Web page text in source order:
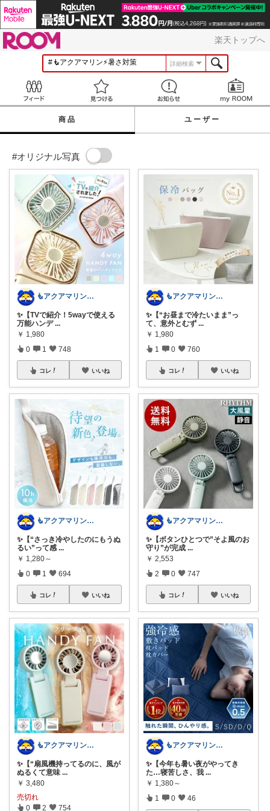
楽天トップへ
詳細検索
見つける お知らせ
商品 ユーザー
#オリジナル写真
🧜アクアマリン⚡️暮らしに笑顔をプラス
✨【TVで紹介！5wayで使える
万能ハンデ ...
￥ 1,980
0 1 748
コレ いいね
🧜アクアマリン⚡️暮らしに笑顔をプラス
✨【“さっき冷やしたのにもうぬ
るい”って感 ...
￥ 1,280～
0 1 694
コレ いいね
🧜アクアマリン⚡️暮らしに笑顔をプラス
✨【“扇風機持ってるのに、風が
ぬるくて意味 ...
￥ 3,480
売切れ
0 2 754
🧜アクアマリン⚡️暮らしに笑顔をプラス
✨【“お昼まで冷たいまま”っ
て、意外とむず ...
￥ 1,980
1 0 760
コレ いいね
🧜アクアマリン⚡️暮らしに笑顔をプラス
✨【ボタンひとつで”そよ風のお
守り”が完成 ...
￥ 2,553
2 0 747
コレ いいね
🧜アクアマリン⚡️暮らしに笑顔をプラス
✨【今年も暑い夜がやってき
た…寝苦しさ、我 ...
￥ 1,380～
1 0 46